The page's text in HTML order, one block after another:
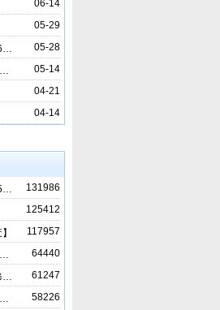
06-14
05-29
05-28
05-14
…
04-21
04-14
131986
125412
117957
64440
…
61247
…
58226
…